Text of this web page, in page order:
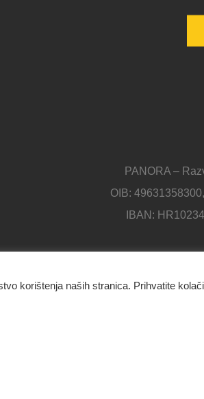
PANORA –
OIB:
IBAN:
Ulica Republike
korištenja naših stranica. Prihvatite